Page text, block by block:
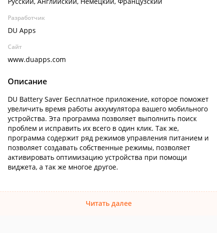
Разработчик
DU Apps
Сайт
www.duapps.com
Описание
DU Battery Saver Бесплатное приложение, которое поможет
увеличить время работы аккумулятора вашего мобильного
устройства. Эта программа позволяет выполнить поиск
проблем и исправить их всего в один клик. Так же,
программа содержит ряд режимов управления питанием и
позволяет создавать собственные режимы, позволяет
активировать оптимизацию устройства при помощи
виджета, а так же многое другое.
Читать далее